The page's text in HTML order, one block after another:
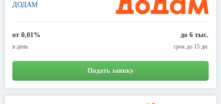
ДОДАМ
от 0,01%
в день
до 6 тыс.
срок до 15 дн.
Подать заявку